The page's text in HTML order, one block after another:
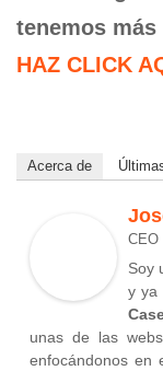
tenemos
HAZ CLICK
Acerca de
CEO
Soy
y ya
unas de las
enfocándonos en